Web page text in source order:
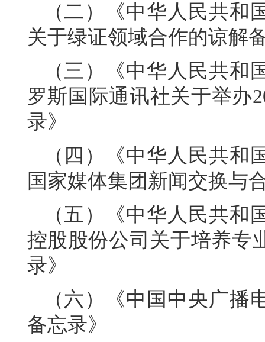
（二）《中华人民共
关于绿证领域合作的谅解
（三）《中华人民共
罗斯国际通讯社关于举办
录》
（四）《中华人民共
国家媒体集团新闻交换与
（五）《中华人民共
控股股份公司关于培养专
录》
（六）《中国中央广
备忘录》